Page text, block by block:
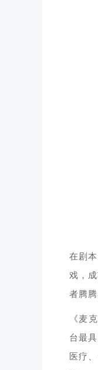
在剧
戏，
者腾
《麦
台最
医疗